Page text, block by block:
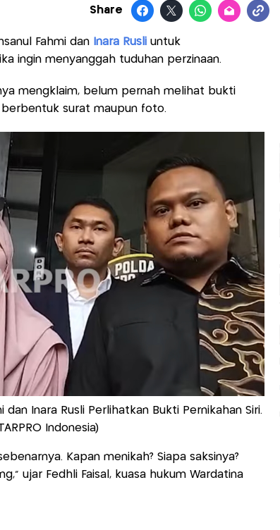
Share
Fahmi dan Inara Rusliuntuk
ingin menyanggah tuduhan perzinaan.
mengklaim, belum pernah melihat bukti
berbentuk surat maupun foto.
Inara Rusli Perlihatkan Bukti Pernikahan Siri.
Indonesia)
Kapan menikah? Siapa saksinya?
ujar Fedhli Faisal, kuasa hukum Wardatina